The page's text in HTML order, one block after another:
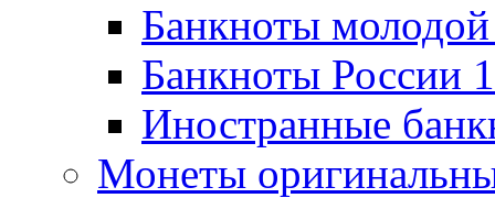
Банкноты
Банкноты России
Иностранные
Монеты